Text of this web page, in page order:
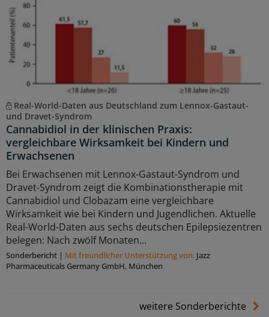
Real-World-Daten aus Deutschland zum Lennox-Gastaut-
und Dravet-Syndrom
Cannabidiol in der klinischen Praxis:
vergleichbare Wirksamkeit bei Kindern und
Erwachsenen
Bei Erwachsenen mit Lennox-Gastaut-Syndrom und
Dravet-Syndrom zeigt die Kombinationstherapie mit
Cannabidiol und Clobazam eine vergleichbare
Wirksamkeit wie bei Kindern und Jugendlichen. Aktuelle
Real-World-Daten aus sechs deutschen Epilepsiezentren
belegen: Nach zwölf Monaten...
Sonderbericht | Mit freundlicher Unterstützung von: Jazz
Pharmaceuticals Germany GmbH, München
weitere Sonderberichte